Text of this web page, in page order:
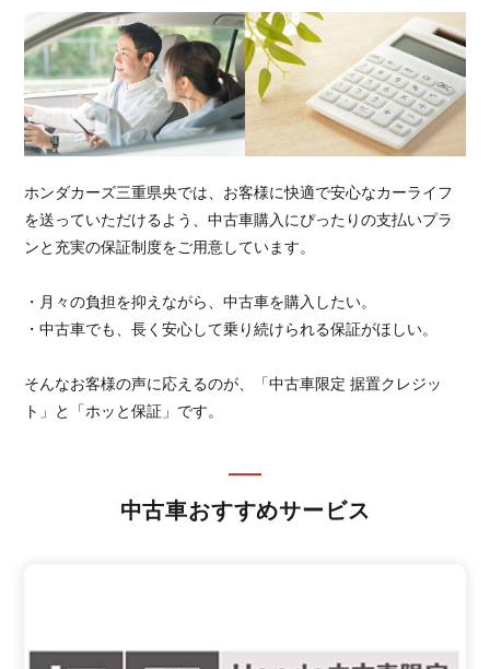
ホンダカーズ三重県央では、お客様に快適で安心なカーライフ
を送っていただけるよう、中古車購入にぴったりの支払いプラ
ンと充実の保証制度をご用意しています。
・月々の負担を抑えながら、中古車を購入したい。
・中古車でも、長く安心して乗り続けられる保証がほしい。
そんなお客様の声に応えるのが、「中古車限定 据置クレジッ
ト」と「ホッと保証」です。
中古車おすすめサービス